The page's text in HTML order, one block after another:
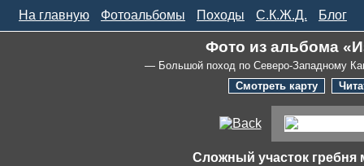
На главную Фотоальбомы Походы С.К.Ж.Д. Блог
Фото из альбома
— Большой поход по Северо-Западному
Смотреть карту
Сложный участок